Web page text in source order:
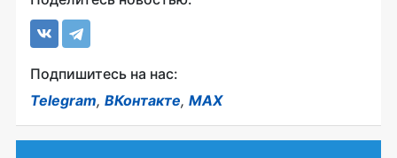
Подпишитесь на нас:
Telegram, ВКонтакте, MAX